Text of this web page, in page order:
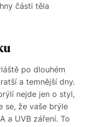
části těla
po dlouhém
a temnější dny.
nejde jen o styl,
se, že vaše brýle
a UVB záření. To